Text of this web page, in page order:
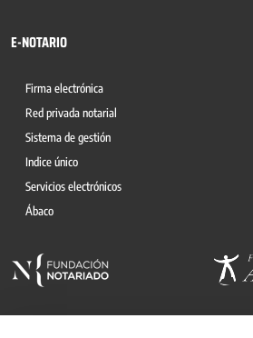
E-NOTARIO
Firma electrónica
Red privada notarial
Sistema de gestión
Indice único
Servicios electrónicos
Ábaco